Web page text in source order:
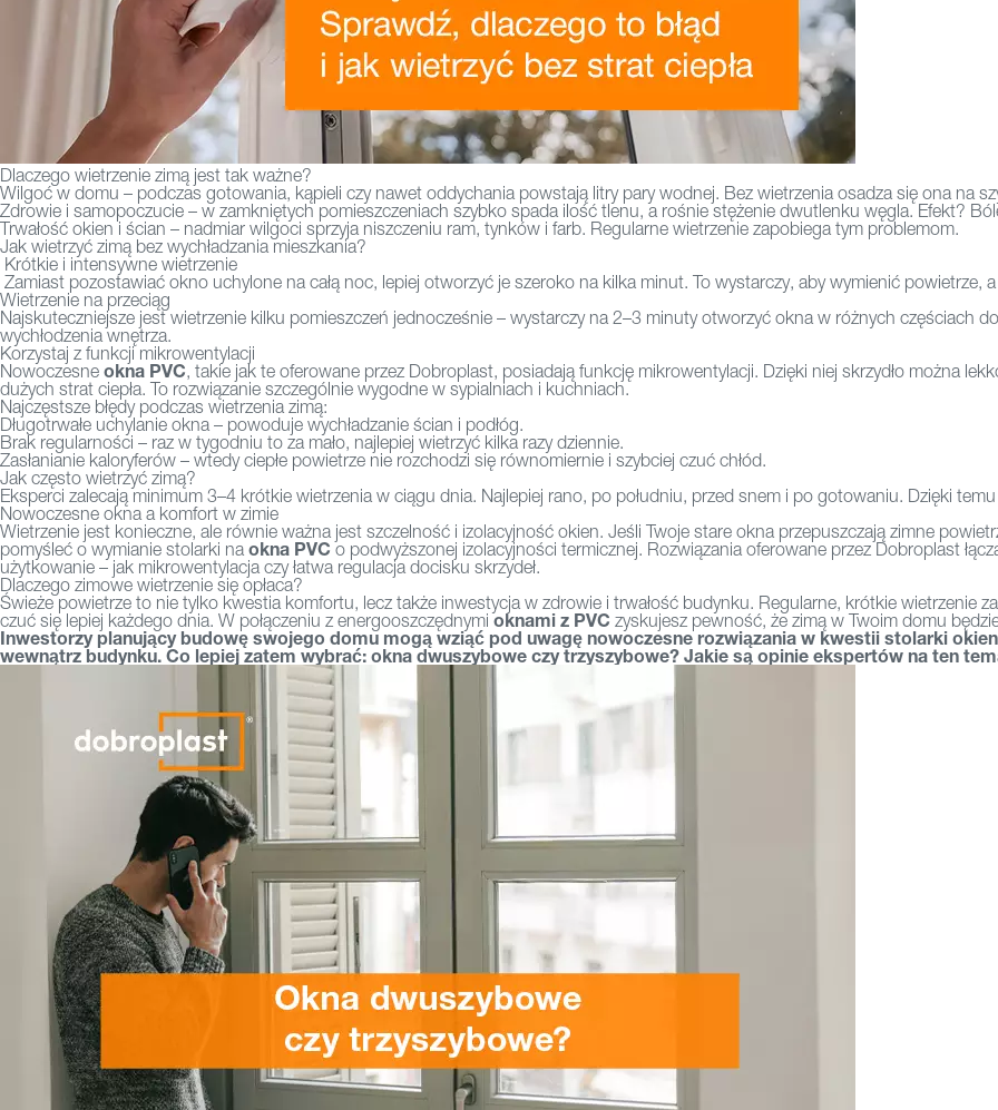
Dlaczego wietrzenie zimą jest tak ważne?
Wilgoć w domu – podczas gotowania, kąpieli czy nawet oddychania powstają litry pary wodnej. Bez wietrzenia osadza się ona na
Zdrowie i samopoczucie – w zamkniętych pomieszczeniach szybko spada ilość tlenu, a rośnie stężenie dwutlenku węgla. Efekt?
Trwałość okien i ścian – nadmiar wilgoci sprzyja niszczeniu ram, tynków i farb. Regularne wietrzenie zapobiega tym problemom.
Jak wietrzyć zimą bez wychładzania mieszkania?
Krótkie i intensywne wietrzenie
Zamiast pozostawiać okno uchylone na całą noc, lepiej otworzyć je szeroko na kilka minut. To wystarczy, aby wymienić powietrze,
Wietrzenie na przeciąg
Najskuteczniejsze jest wietrzenie kilku pomieszczeń jednocześnie – wystarczy na 2–3 minuty otworzyć okna w różnych częściach
wychłodzenia wnętrza.
Korzystaj z funkcji mikrowentylacji
Nowoczesne okna PVC, takie jak te oferowane przez Dobroplast, posiadają funkcję mikrowentylacji. Dzięki niej skrzydło można
dużych strat ciepła. To rozwiązanie szczególnie wygodne w sypialniach i kuchniach.
Najczęstsze błędy podczas wietrzenia zimą:
Długotrwałe uchylanie okna – powoduje wychładzanie ścian i podłóg.
Brak regularności – raz w tygodniu to za mało, najlepiej wietrzyć kilka razy dziennie.
Zasłanianie kaloryferów – wtedy ciepłe powietrze nie rozchodzi się równomiernie i szybciej czuć chłód.
Jak często wietrzyć zimą?
Eksperci zalecają minimum 3–4 krótkie wietrzenia w ciągu dnia. Najlepiej rano, po południu, przed snem i po gotowaniu. Dzięki
Nowoczesne okna a komfort w zimie
Wietrzenie jest konieczne, ale równie ważna jest szczelność i izolacyjność okien. Jeśli Twoje stare okna przepuszczają zimne
pomyśleć o wymianie stolarki na okna PVC o podwyższonej izolacyjności termicznej. Rozwiązania oferowane przez Dobroplast
użytkowanie – jak mikrowentylacja czy łatwa regulacja docisku skrzydeł.
Dlaczego zimowe wietrzenie się opłaca?
Świeże powietrze to nie tylko kwestia komfortu, lecz także inwestycja w zdrowie i trwałość budynku. Regularne, krótkie wietrzenie
czuć się lepiej każdego dnia. W połączeniu z energooszczędnymioknami z PVC zyskujesz pewność, że zimą w Twoim domu
Inwestorzy planujący budowę swojego domu mogą wziąć pod uwagę nowoczesne rozwiązania w kwestii stolarki
wewnątrz budynku. Co lepiej zatem wybrać: okna dwuszybowe czy trzyszybowe? Jakie są opinie ekspertów na ten